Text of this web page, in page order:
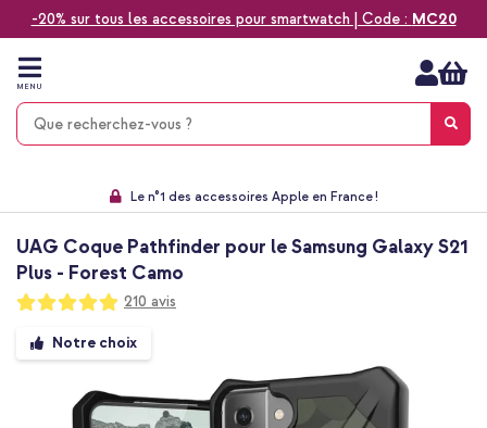
-20% sur tous les accessoires pour smartwatch | Code : MC20
Aller
contenu
MENU
Le n°1 des accessoires Apple en France !
UAG Coque Pathfinder pour le Samsung Galaxy S21
Plus - Forest Camo
Notation:
98
100
210 avis
Passer
à
Notre choix